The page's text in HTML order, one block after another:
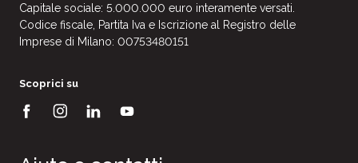
Capitale sociale: 5.000.000 euro interamente versati.
Codice fiscale, Partita Iva e Iscrizione al Registro delle
Imprese di Milano: 00753480151
Scoprici su